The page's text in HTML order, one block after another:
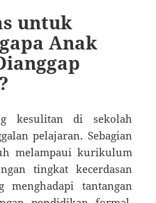
untuk
Anak
kesulitan di sekolah
pelajaran. Sebagian
melampaui kurikulum
tingkat kecerdasan
tantangan